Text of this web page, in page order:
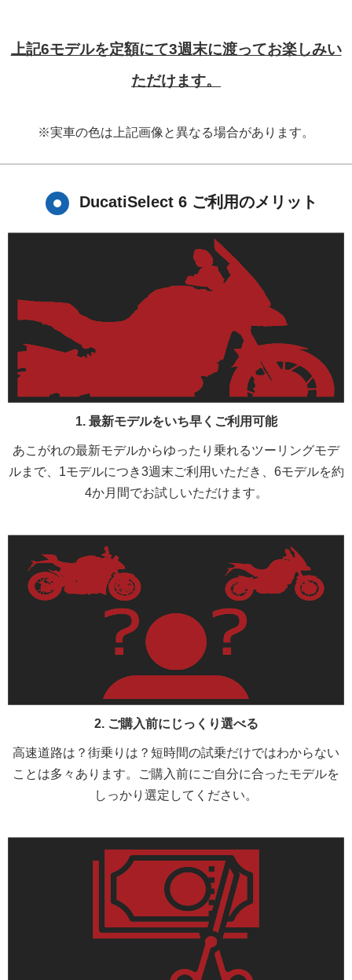
上記6モデルを定額にて3週末に渡ってお楽しみい
ただけます。
※実車の色は上記画像と異なる場合があります。
DucatiSelect 6 ご利用のメリット
1. 最新モデルをいち早くご利用可能
あこがれの最新モデルからゆったり乗れるツーリングモデ
ルまで、1モデルにつき3週末ご利用いただき、6モデルを約
4か月間でお試しいただけます。
2. ご購入前にじっくり選べる
高速道路は？街乗りは？短時間の試乗だけではわからない
ことは多々あります。ご購入前にご自分に合ったモデルを
しっかり選定してください。